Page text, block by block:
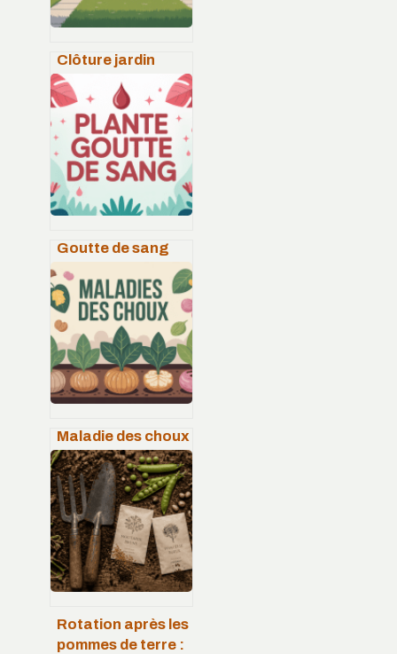
Clôture jardin
moderne : idées,
matériaux et
conseils pour un
extérieur stylé
Goutte de sang
plante : entretien,
floraison et
conseils pour la
réussir
Maladie des choux
en images :
reconnaître,
traiter et prévenir
Rotation après les
pommes de terre :